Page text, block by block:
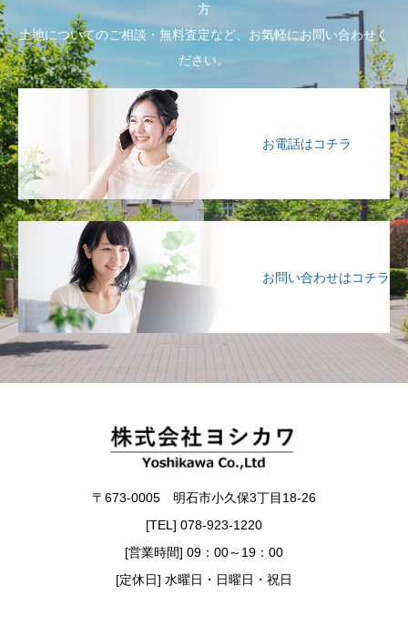
方
土地についてのご相談・無料査定など、お気軽にお問い合わせく
ださい。
お電話はコチラ
お問い合わせはコチラ
〒673-0005 明石市小久保3丁目18-26
[TEL] 078-923-1220
[営業時間] 09：00～19：00
[定休日] 水曜日・日曜日・祝日